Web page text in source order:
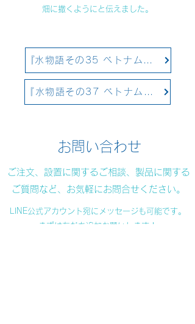
畑に撒くようにと伝えました。
​​『水物語その35 ベトナムでの事例①』に戻る
『水物語その37 ベトナムでの事例③』に続く
お問い合わせ
​​ご注文、設置に関するご相談、製品に関する
ご質問など、お気軽にお問合せください。
LINE公式アカウント宛にメッセージも可能です。
まずは友だち追加お願いします！